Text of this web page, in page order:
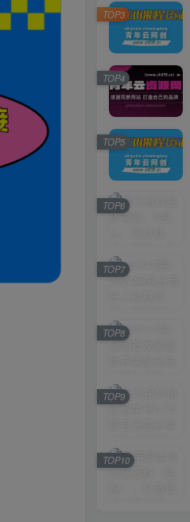
TOP3
TOP4
TOP5
TOP6
TOP7
TOP8
TOP9
TOP10